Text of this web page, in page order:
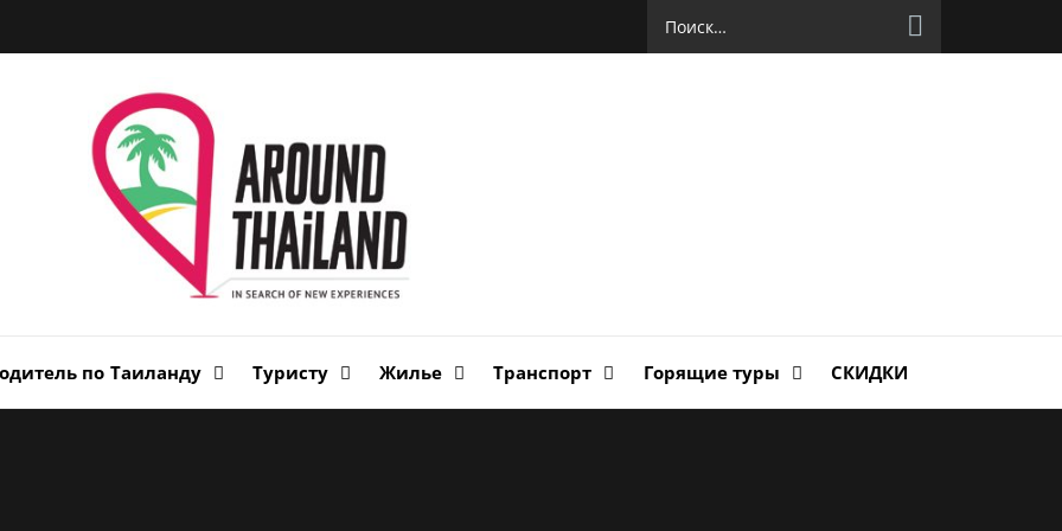
по Таиланду Туристу Жилье Транспорт Горящие туры СКИДКИ